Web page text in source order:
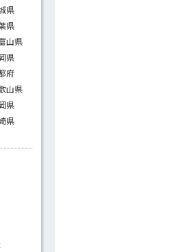
県
県
山県
県
府
山県
県
県